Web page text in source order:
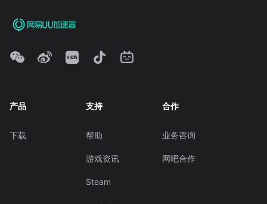
产品
下载
支持
帮助
游戏资讯
Steam
合作
业务咨询
网吧合作